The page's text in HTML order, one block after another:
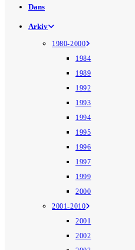
Dans
Arkiv
1980-2000
1984
1989
1992
1993
1994
1995
1996
1997
1999
2000
2001-2010
2001
2002